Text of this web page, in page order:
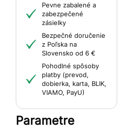
Pevne zabalené a
zabezpečené
zásielky
Bezpečné doručenie
z Poľska na
Slovensko od 6 €
Pohodlné spôsoby
platby (prevod,
dobierka, karta, BLIK,
VIAMO, PayU)
Parametre